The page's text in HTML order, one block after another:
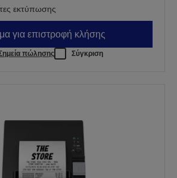
εκτύπωσης
για επιστροφή κλήσης
πώλησης Σύγκριση